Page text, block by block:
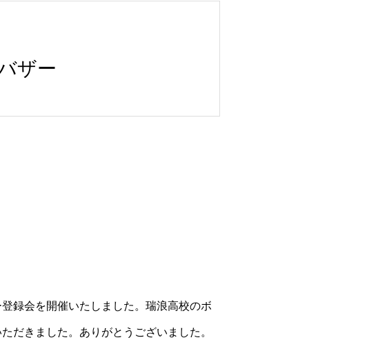
ザー
録会を開催いたしました。瑞浪高校のボ
だきました。ありがとうございました。